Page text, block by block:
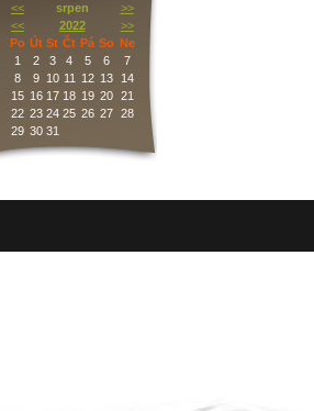
<< srpen
>>
<<
2022
>>
Po Út St Čt Pá So Ne
1
2 3 4 5 6
7
8
9 10 11 12 13
14
15 16 17 18 19 20 21
22 23 24 25 26 27 28
29 30 31